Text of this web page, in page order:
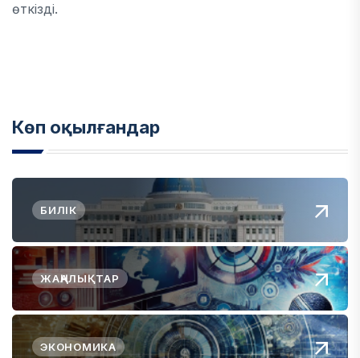
өткізді.
Көп оқылғандар
БИЛІК
ЖАҢАЛЫҚТАР
ЭКОНОМИКА